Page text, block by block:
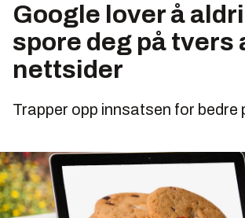
Google lover å
spore deg på tvers
nettsider
Trapper opp innsatsen for bedre